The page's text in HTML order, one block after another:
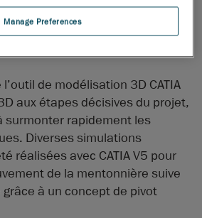
intégral devait respecter les
de sécurité et conserver un
de modélisation 3D CATIA
aux étapes décisives du projet,
surmonter rapidement les
Diverses simulations
réalisées avec CATIA V5 pour
de la mentonnière suive
à un concept de pivot
Manage Preferences